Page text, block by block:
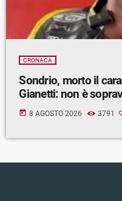
CRONACA
Sondrio, morto il
Gianetti: non è
today 8 AGOSTO 2026 3791